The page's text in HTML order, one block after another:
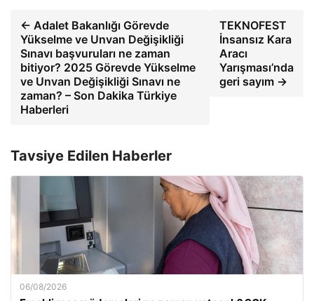
← Adalet Bakanlığı Görevde
Yükselme ve Unvan Değişikliği
Sınavı başvuruları ne zaman
bitiyor? 2025 Görevde Yükselme
ve Unvan Değişikliği Sınavı ne
zaman? – Son Dakika Türkiye
Haberleri
TEKNOFEST
İnsansız Kara
Aracı
Yarışması’nda
geri sayım →
Tavsiye Edilen Haberler
06/08/2026